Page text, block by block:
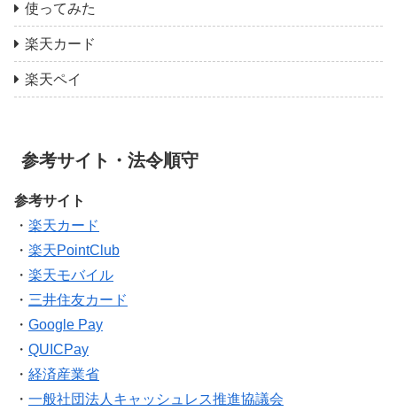
使ってみた
楽天カード
楽天ペイ
参考サイト・法令順守
参考サイト
・ 楽天カード
・ 楽天PointClub
・ 楽天モバイル
・ 三井住友カード
・ Google Pay
・ QUICPay
・ 経済産業省
・ 一般社団法人キャッシュレス推進協議会